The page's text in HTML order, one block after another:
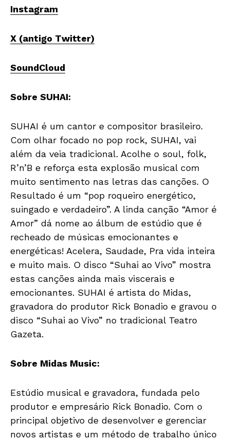
Instagram
X (antigo Twitter)
SoundCloud
Sobre SUHAI:
SUHAI é um cantor e compositor brasileiro.
Com olhar focado no pop rock, SUHAI, vai
além da veia tradicional. Acolhe o soul, folk,
R’n’B e reforça esta explosão musical com
muito sentimento nas letras das canções. O
Resultado é um “pop roqueiro energético,
suingado e verdadeiro”. A linda canção “Amor é
Amor” dá nome ao álbum de estúdio que é
recheado de músicas emocionantes e
energéticas! Acelera, Saudade, Pra vida inteira
e muito mais. O disco “Suhai ao Vivo” mostra
estas canções ainda mais viscerais e
emocionantes. SUHAI é artista do Midas,
gravadora do produtor Rick Bonadio e gravou o
disco “Suhai ao Vivo” no tradicional Teatro
Gazeta.
Sobre Midas Music:
Estúdio musical e gravadora, fundada pelo
produtor e empresário Rick Bonadio. Com o
principal objetivo de desenvolver e gerenciar
novos artistas e um método de trabalho único